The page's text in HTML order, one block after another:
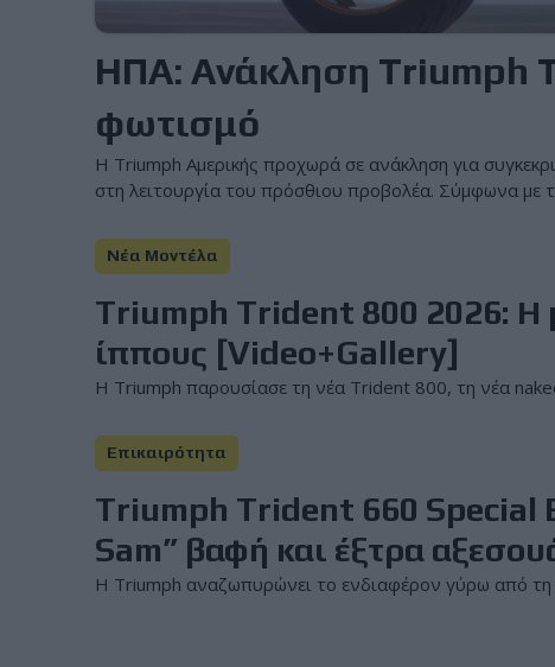
HΠΑ: Ανάκληση Triumph
φωτισμό
Η Triumph Αμερικής προχωρά σε ανάκληση για
στη λειτουργία του πρόσθιου προβολέα. Σύμφωνα με
Νέα Μοντέλα
Triumph Trident 800 2026: Η
ίππους [Video+Gallery]
Η Triumph παρουσίασε τη νέα Trident 800, τη νέα
Επικαιρότητα
Triumph Trident 660 Special
Sam” βαφή και έξτρα
Η Triumph αναζωπυρώνει το ενδιαφέρον γύρω από τη